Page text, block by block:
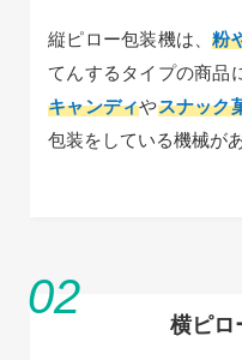
縦ピロー包装機は、粉
てんするタイプの商品
キャンディやスナック
包装をしている機械が
横ピロ